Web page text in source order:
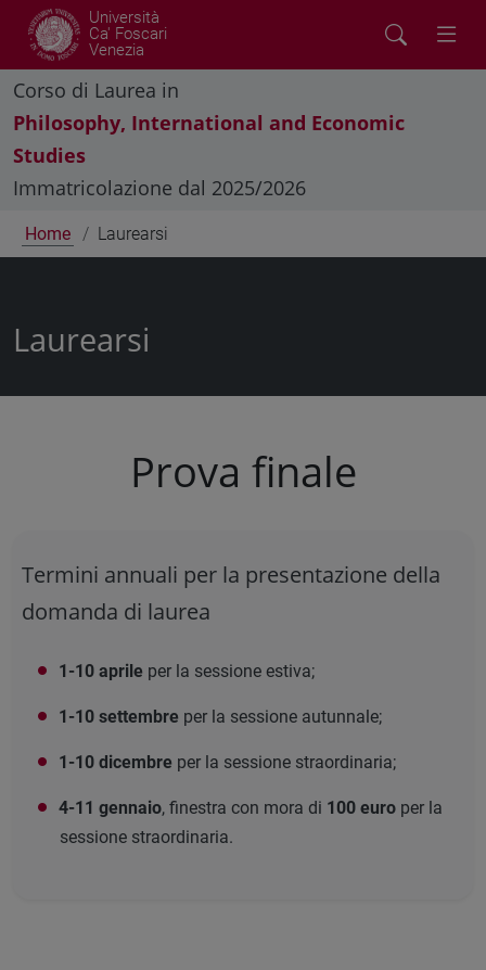
Università
Ca' Foscari
Venezia
Corso di Laurea in
Philosophy, International and Economic
Studies
Immatricolazione dal 2025/2026
Home Laurearsi
Laurearsi
Prova finale
Termini annuali per la presentazione della
domanda di laurea
1-10 aprile per la sessione estiva;
1-10 settembre per la sessione autunnale;
1-10 dicembre per la sessione straordinaria;
4-11 gennaio, finestra con mora di 100 euro per la
sessione straordinaria.